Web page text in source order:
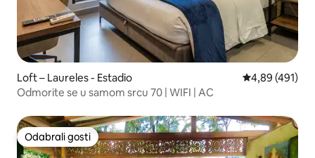
Loft – Laureles - Estadio Prosječna
4,89 (491)
Odmorite se u samom srcu 70 | WIFI | AC
Odabrali gosti
Odabrali gosti